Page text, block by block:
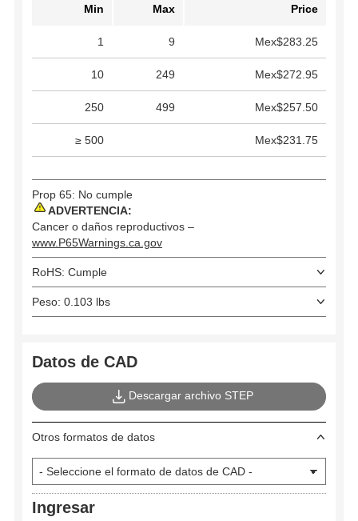
Min
Max Price
1 9 Mex$283.25
10 249 Mex$272.95
250 499 Mex$257.50
≥ 500 Mex$231.75
Prop 65: No cumple
ADVERTENCIA:
Cancer o daños reproductivos –
www.P65Warnings.ca.gov
RoHS: Cumple
Peso: 0.103 lbs
Datos de CAD
Descargar archivo STEP
Otros formatos de datos
Ingresar